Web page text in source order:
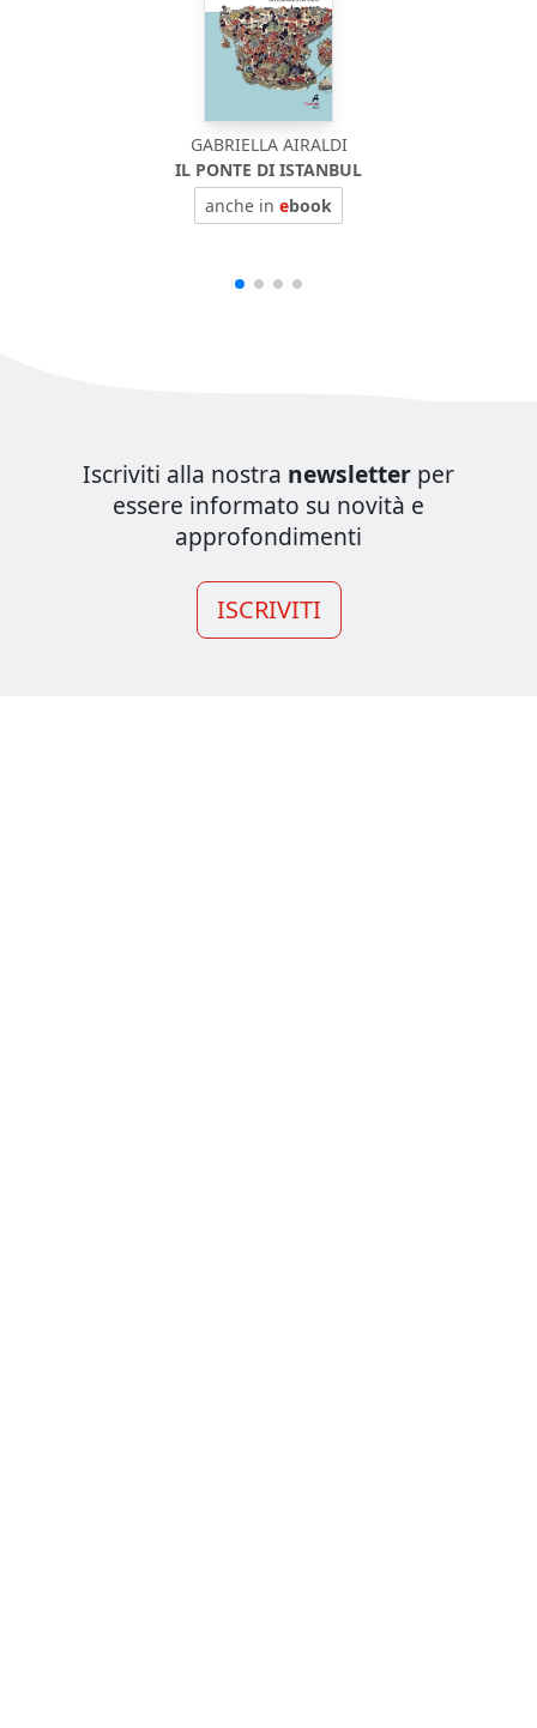
GABRIELLA AIRALDI
IL PONTE DI ISTANBUL
anche in ebook
Iscriviti alla nostra newsletter per
essere informato su novità e
approfondimenti
ISCRIVITI